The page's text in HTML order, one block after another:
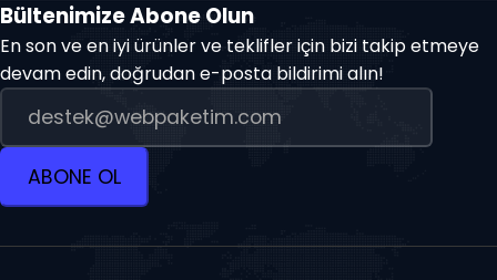
Bültenimize Abone Olun
En son ve en iyi ürünler ve teklifler için bizi takip etmeye
devam edin, doğrudan e-posta bildirimi alın!
ABONE OL